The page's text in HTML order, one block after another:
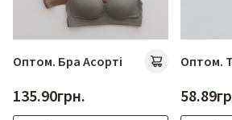
Оптом. Бра Асорті
135.90грн.
Оптом.
58.89